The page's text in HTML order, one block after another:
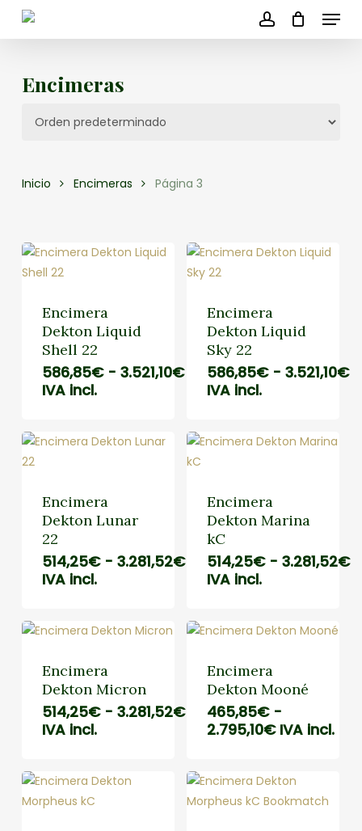
account
Menu
Encimeras
Inicio Encimeras Página 3
Encimera
Dekton Liquid
Shell 22
586,85€ - 3.521,10€Rango
586,85€
hasta
IVA incl.
Encimera
Dekton Liquid
Sky 22
586,85€ - 3.521,10€
IVA incl.
Encimera
Dekton Lunar
22
514,25€ - 3.281,52€Rango
514,25€
3.281,52€
IVA incl.
Encimera
Dekton Marina
kC
514,25€ - 3.281,52€
IVA incl.
Encimera
Dekton Micron
514,25€ - 3.281,52€Rango
514,25€
hasta
IVA incl.
Encimera
Dekton Mooné
465,85€ -
2.795,10€Rango
desde
465,85€
IVA incl.